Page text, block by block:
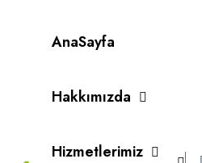
AnaSayfa
Hakkımızda
Hizmetlerimiz